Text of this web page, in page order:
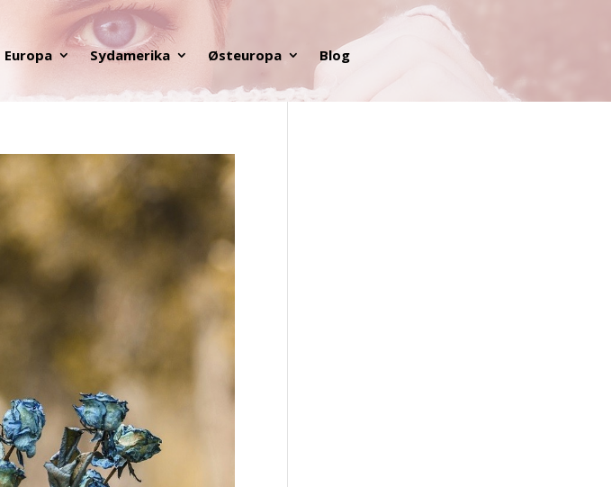
Europa Sydamerika Østeuropa Blog